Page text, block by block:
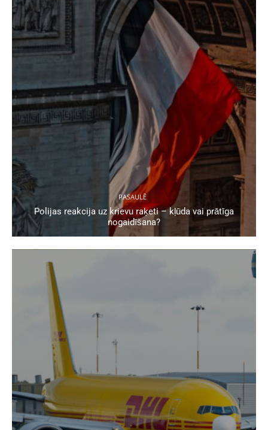
PASAULĒ
Polijas reakcija uz krievu raķeti – kļūda vai prātīga
nogaidīšana?